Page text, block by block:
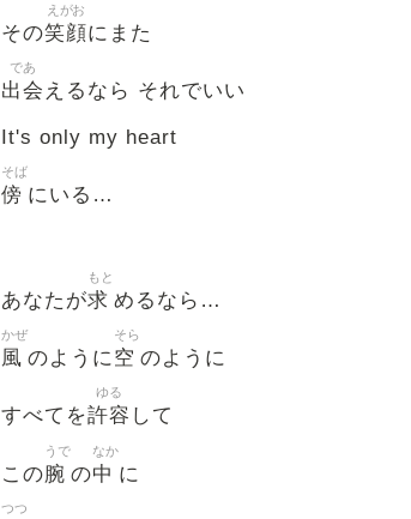
その笑顔
えがお
にまた
出会
であ
えるなら それでいい
It's only my heart
傍
そば
にいる…
あなたが求
もと
めるなら…
風
かぜ
のように空
そら
のように
すべてを許容
ゆる
して
この腕
うで
の中
なか
に
つつ